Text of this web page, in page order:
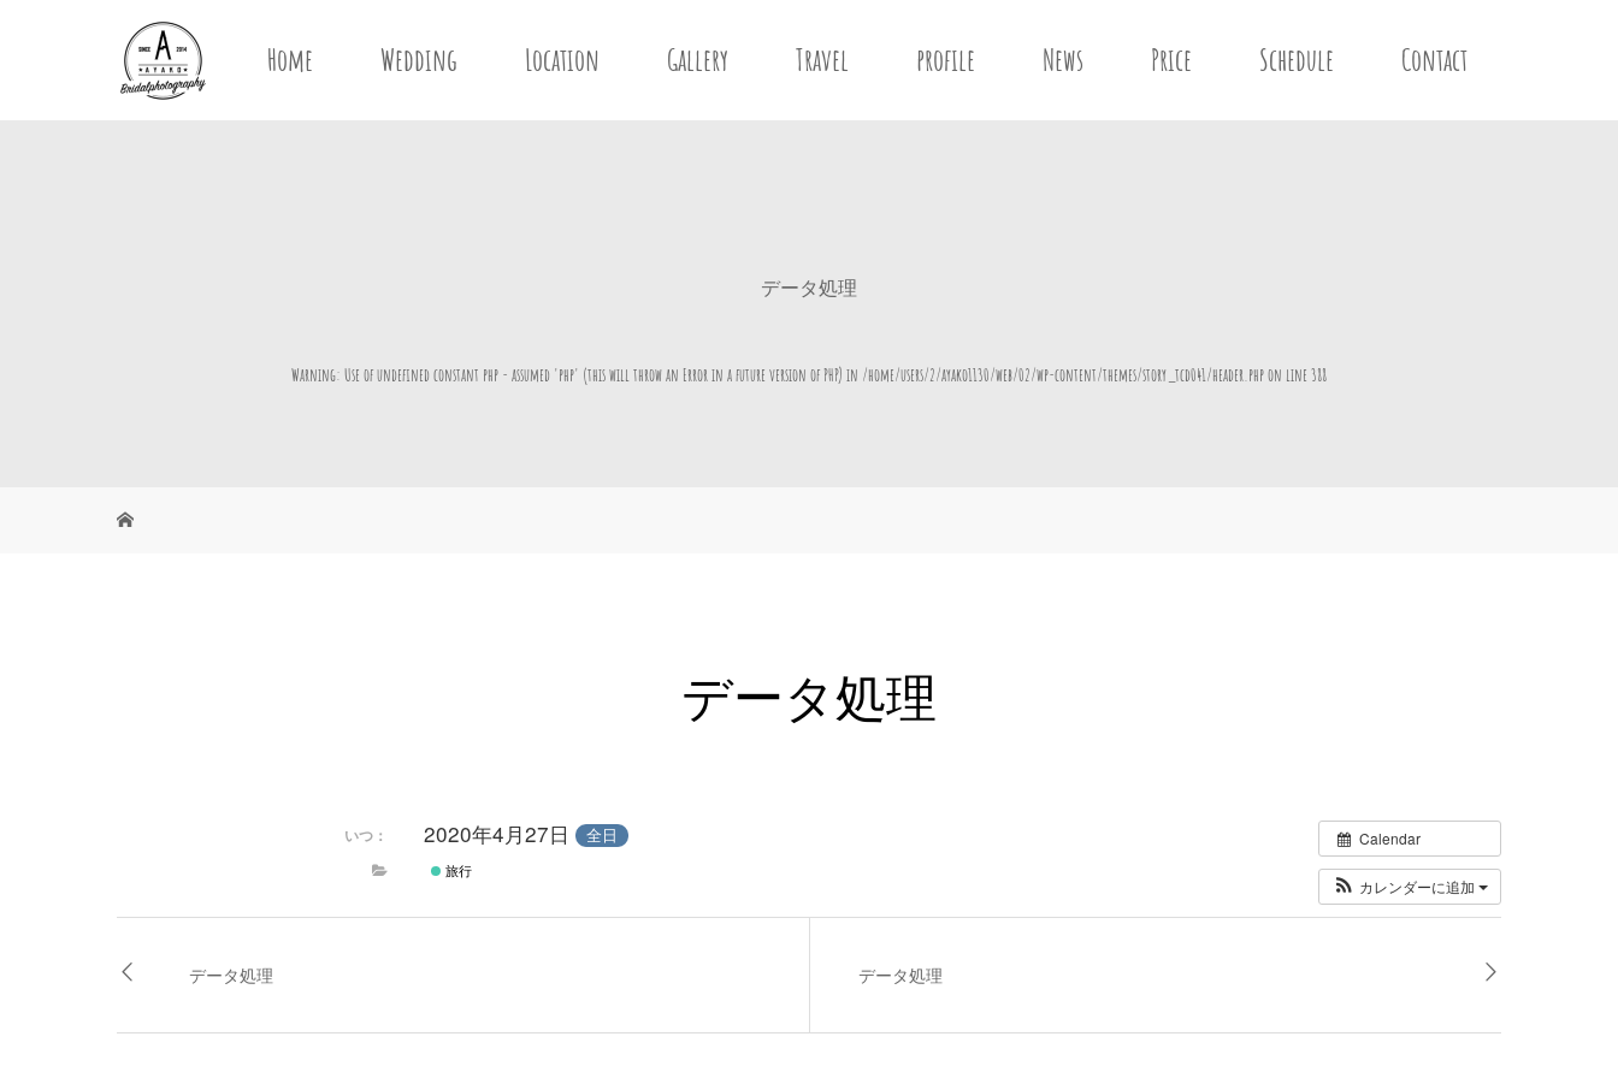
Home Wedding Location Gallery Travel profile News Price Schedule Contact
データ処理
Warning: Use of undefined constant php - assumed 'php' (this will throw an Error in a future version of PHP) in /home/users/2/ayako1130/web/02/wp-content/themes/story_tcd041/header.phpon line 388
データ処理
Calendar
カレンダーに追加
いつ： 2020年4月27日 全日
旅行
データ処理 データ処理